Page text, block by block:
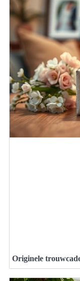
Originele